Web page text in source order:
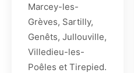
Marcey-les-
Grèves, Sartilly,
Genêts, Jullouville,
Villedieu-les-
Poêles et Tirepied.